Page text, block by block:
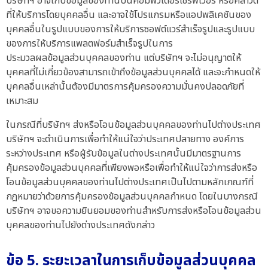
ที่ให้บริการโดยบุคคลอื่น และอาจใช้โปรแกรมหรือแอปพลิเคชันของ
บุคคลอื่นในรูปแบบของการให้บริการซอฟต์แวร์สำเร็จรูปและรูปแบบ
ของการให้บริการแพลตฟอร์มสำเร็จรูปในการ
ประมวลผลข้อมูลส่วนบุคคลของท่าน แต่บริษัทฯ จะไม่อนุญาตให้
บุคคลที่ไม่เกี่ยวข้องสามารถเข้าถึงข้อมูลส่วนบุคคลได้ และจะกำหนดให้
บุคคลอื่นเหล่านั้นต้องมีมาตรการคุ้มครองความมั่นคงปลอดภัยที่
เหมาะสม
ในกรณีที่บริษัทฯ ส่งหรือโอนข้อมูลส่วนบุคคลของท่านไปต่างประเทศ
บริษัทฯ จะดำเนินการเพื่อทำให้แน่ใจว่าประเทศปลายทาง องค์การ
ระหว่างประเทศ หรือผู้รับข้อมูลในต่างประเทศนั้นมีมาตรฐานการ
คุ้มครองข้อมูลส่วนบุคคลที่เพียงพอหรือเพื่อทำให้แน่ใจว่าการส่งหรือ
โอนข้อมูลส่วนบุคคลของท่านไปต่างประเทศเป็นไปตามหลักเกณฑ์ที่
กฎหมายว่าด้วยการคุ้มครองข้อมูลส่วนบุคคลกำหนด โดยในบางกรณี
บริษัทฯ อาจขอความยินยอมของท่านสำหรับการส่งหรือโอนข้อมูลส่วน
บุคคลของท่านไปยังต่างประเทศดังกล่าว
ข้อ 5. ระยะเวลาในการเก็บข้อมูลส่วนบุคคล